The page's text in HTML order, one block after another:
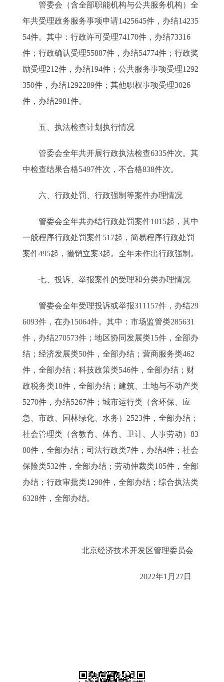
管委会（含全部职能机构与公共服务机构）全
年共受理政务服务事项申请1425645件，办结14235
54件。其中：行政许可受理74170件，办结73316
件；行政确认受理55887件，办结54774件；行政奖
励受理212件，办结194件；公共服务事项受理1292
350件，办结1292289件；其他职权事项受理3026
件，办结2981件。
五、执法检查计划执行情况
管委会全年共开展行政执法检查6335件次。其
中检查结果合格5497件次，不合格838件次。
六、行政处罚、行政强制等案件办理情况
管委会全年共办结行政处罚案件1015起，其中
一般程序行政处罚案件517起，简易程序行政处罚
案件495起，撤销立案3起。全年未作出行政强制。
七、投诉、举报案件的受理和分类办理情况
管委会全年受理投诉或举报311157件，办结29
6093件，在办15064件。其中：市场监管类285631
件，办结270573件；地区协同发展类15件，全部办
结；经济发展类50件，全部办结；营商服务类462
件，全部办结；科技政策类546件，全部办结；财
政税务类18件，全部办结；建筑、土地与不动产类
5270件，办结5267件；城市运行类（含环保、应
急、市政、园林绿化、水务）2523件，全部办结；
社会管理类（含教育、体育、卫计、人事劳动）83
80件，全部办结；司法行政类7件，办结4件；社会
保险类532件，全部办结；劳动仲裁类105件，全部
办结；行政审批类1290件，全部办结；综合执法类
6328件，全部办结。
北京经济技术开发区管理委员会
2022年1月27日